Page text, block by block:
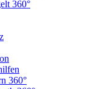
360°
360°